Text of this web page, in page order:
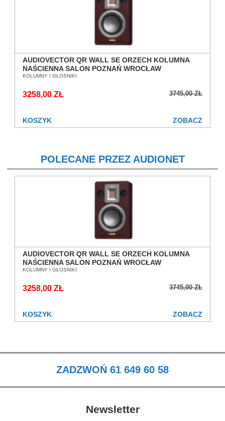
AUDIOVECTOR QR WALL SE ORZECH KOLUMNA
NAŚCIENNA SALON POZNAŃ WROCŁAW
KOLUMNY I GŁOŚNIKI
3745,00 ZŁ
3258,00 ZŁ
KOSZYK ZOBACZ
POLECANE PRZEZ AUDIONET
AUDIOVECTOR QR WALL SE ORZECH KOLUMNA
NAŚCIENNA SALON POZNAŃ WROCŁAW
KOLUMNY I GŁOŚNIKI
3745,00 ZŁ
3258,00 ZŁ
KOSZYK ZOBACZ
ZADZWOŃ 61 649 60 58
Newsletter